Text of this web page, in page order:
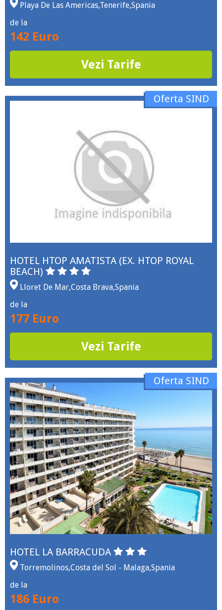
Playa De Las Americas,Tenerife,Spania
de la
142 Euro
Vezi Tarife
HOTEL HTOP AMATISTA (EX. HTOP ROYAL
BEACH)
Lloret De Mar,Costa Brava,Spania
de la
177 Euro
Vezi Tarife
Oferta SIND
HOTEL LA BARRACUDA
Torremolinos,Costa del Sol - Malaga,Spania
de la
186 Euro
Oferta SIND